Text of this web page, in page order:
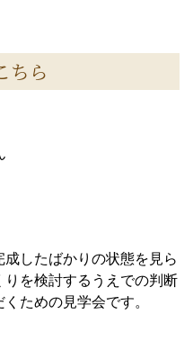
ちら
したばかりの状態を見ら
を検討するうえでの判断
ための見学会です。